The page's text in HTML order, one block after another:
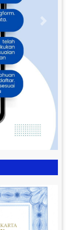
Next